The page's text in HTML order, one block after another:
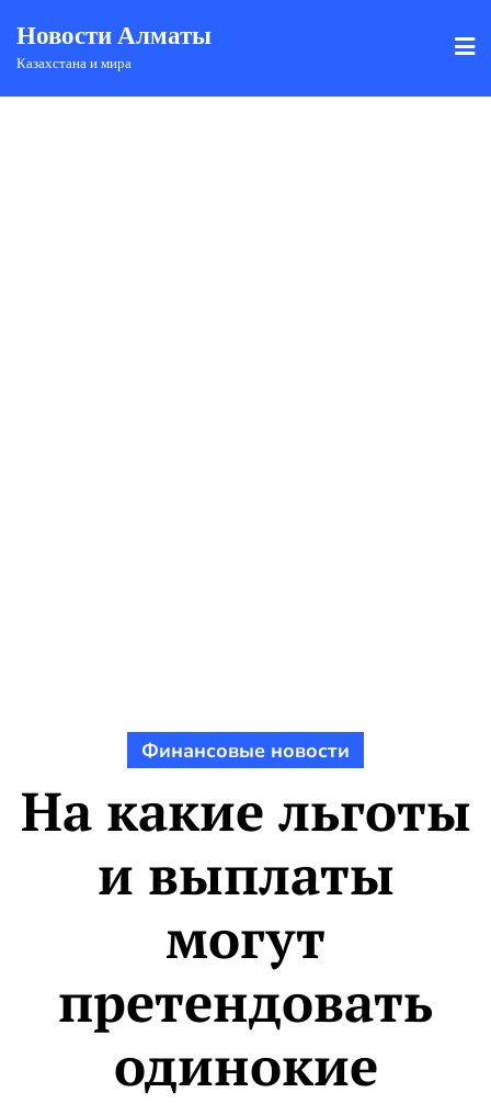
Новости Алматы
Казахстана и мира
Финансовые новости
На какие льготы
и выплаты
могут
претендовать
одинокие